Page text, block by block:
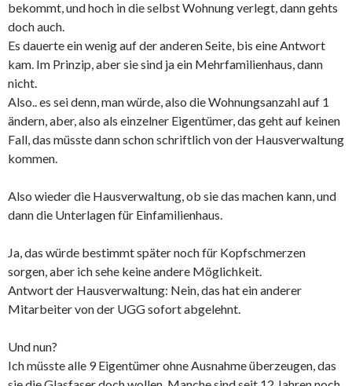
bekommt, und hoch in die selbst Wohnung verlegt, dann gehts
doch auch.
Es dauerte ein wenig auf der anderen Seite, bis eine Antwort
kam. Im Prinzip, aber sie sind ja ein Mehrfamilienhaus, dann
nicht.
Also.. es sei denn, man würde, also die Wohnungsanzahl auf 1
ändern, aber, also als einzelner Eigentümer, das geht auf keinen
Fall, das müsste dann schon schriftlich von der Hausverwaltung
kommen.
Also wieder die Hausverwaltung, ob sie das machen kann, und
dann die Unterlagen für Einfamilienhaus.
Ja, das würde bestimmt später noch für Kopfschmerzen
sorgen, aber ich sehe keine andere Möglichkeit.
Antwort der Hausverwaltung: Nein, das hat ein anderer
Mitarbeiter von der UGG sofort abgelehnt.
Und nun?
Ich müsste alle 9 Eigentümer ohne Ausnahme überzeugen, das